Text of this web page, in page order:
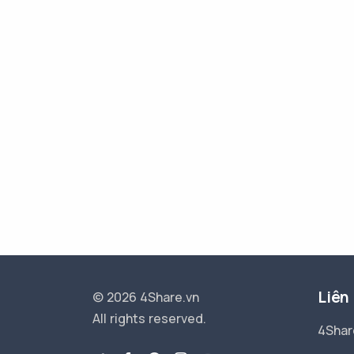
© 2026 4Share.vn
All rights reserved.
Liên